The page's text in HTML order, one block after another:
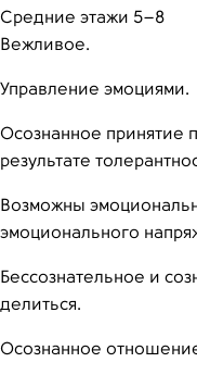
Средние этажи 5–8
Вежливое.
Управление эмоциями.
Осознанное принятие
результате
Возможны
эмоционального
Бессознательное и
делиться.
Осознанное